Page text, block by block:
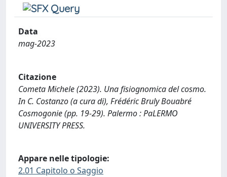
Data
mag-2023
Citazione
Cometa Michele (2023). Una fisiognomica del cosmo.
In C. Costanzo (a cura di), Frédéric Bruly Bouabré
Cosmogonie (pp. 19-29). Palermo : PaLERMO
UNIVERSITY PRESS.
Appare nelle tipologie:
2.01 Capitolo o Saggio